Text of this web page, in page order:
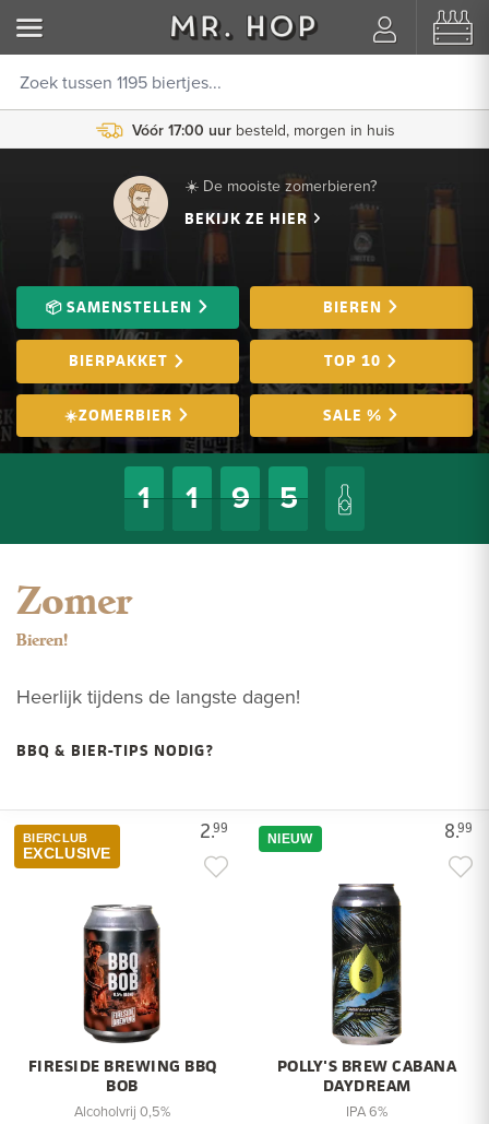
Vóór 17:00 uur besteld, morgen in huis
Koppel je Untappd account
☀️ De mooiste zomerbieren?
BEKIJK ZE HIER
📦 SAMENSTELLEN BIEREN
BIERPAKKET TOP 10
☀️ZOMERBIER SALE %
Zomer
Bieren!
Heerlijk tijdens de langste dagen!
BBQ & BIER-TIPS NODIG?
2.99
BIERCLUB
EXCLUSIVE
FIRESIDE BREWING BBQ
BOB
Alcoholvrij 0,5%
8.99
NIEUW
POLLY'S BREW CABANA
DAYDREAM
IPA 6%